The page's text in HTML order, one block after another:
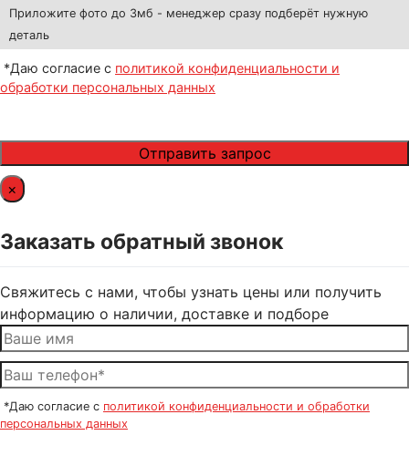
Приложите фото до 3мб - менеджер сразу подберёт нужную
деталь
*Даю согласие с политикой конфиденциальности и
обработки персональных данных
×
Заказать обратный звонок
Свяжитесь с нами, чтобы узнать цены или получить
информацию о наличии, доставке и подборе
*Даю согласие с политикой конфиденциальности и обработки
персональных данных